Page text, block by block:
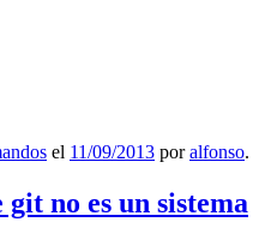
el 11/09/2013 poralfonso.
no es un sistema